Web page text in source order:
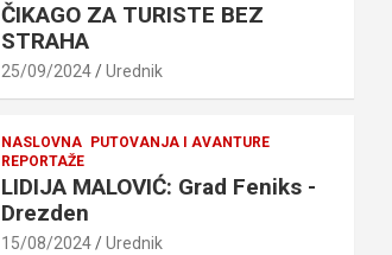
ČIKAGO ZA TURISTE BEZ
STRAHA
25/09/2024 Urednik
NASLOVNA
PUTOVANJA I AVANTURE
REPORTAŽE
LIDIJA MALOVIĆ: Grad Feniks -
Drezden
15/08/2024 Urednik